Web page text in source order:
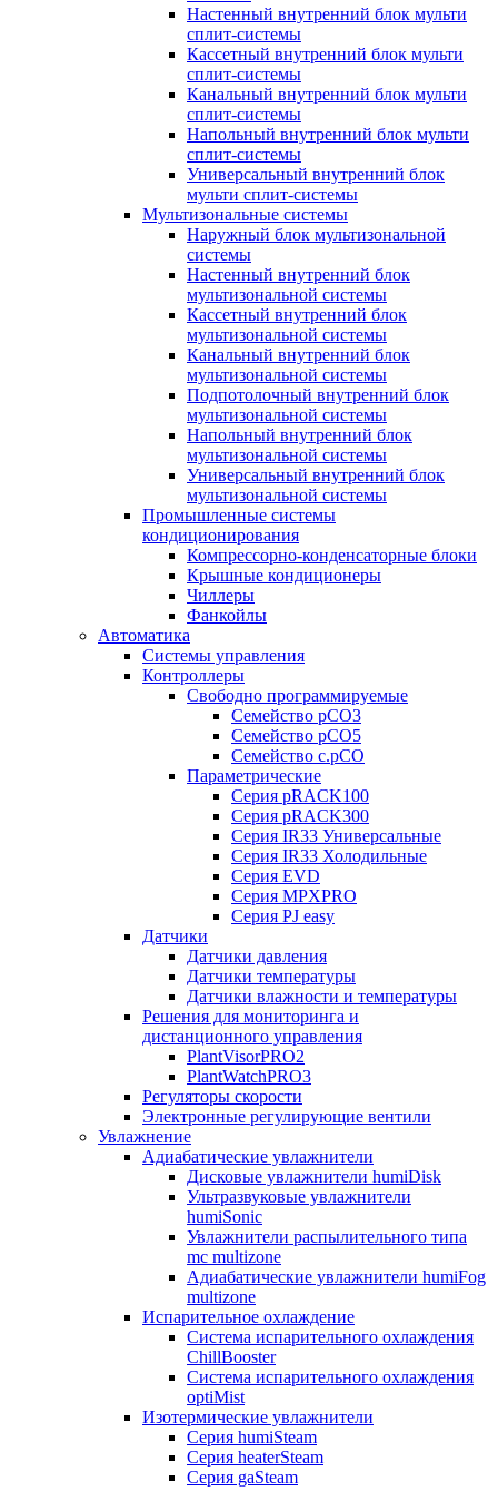
Настенный внутренний блок мульти
сплит-системы
Кассетный внутренний блок мульти
сплит-системы
Канальный внутренний блок мульти
сплит-системы
Напольный внутренний блок мульти
сплит-системы
Универсальный внутренний блок
мульти сплит-системы
Мультизональные системы
Наружный блок мультизональной
системы
Настенный внутренний блок
мультизональной системы
Кассетный внутренний блок
мультизональной системы
Канальный внутренний блок
мультизональной системы
Подпотолочный внутренний блок
мультизональной системы
Напольный внутренний блок
мультизональной системы
Универсальный внутренний блок
мультизональной системы
Промышленные системы
кондиционирования
Компрессорно-конденсаторные блоки
Крышные кондиционеры
Чиллеры
Фанкойлы
Автоматика
Системы управления
Контроллеры
Свободно программируемые
Семейство pCO3
Семейство pCO5
Семейство c.pCO
Параметрические
Серия pRACK100
Серия pRACK300
Серия IR33 Универсальные
Серия IR33 Холодильные
Серия EVD
Серия MPXPRO
Серия PJ easy
Датчики
Датчики давления
Датчики температуры
Датчики влажности и температуры
Решения для мониторинга и
дистанционного управления
PlantVisorPRO2
PlantWatchPRO3
Регуляторы скорости
Электронные регулирующие вентили
Увлажнение
Адиабатические увлажнители
Дисковые увлажнители humiDisk
Ультразвуковые увлажнители
humiSonic
Увлажнители распылительного типа
mc multizone
Адиабатические увлажнители humiFog
multizone
Испарительное охлаждение
Система испарительного охлаждения
ChillBooster
Система испарительного охлаждения
optiMist
Изотермические увлажнители
Серия humiSteam
Серия heaterSteam
Серия gaSteam